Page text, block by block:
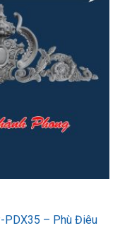
PDX35 – Phù Điêu